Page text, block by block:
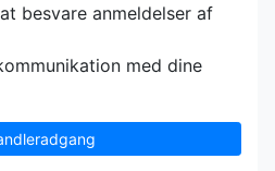
besvare anmeldelser af
med dine